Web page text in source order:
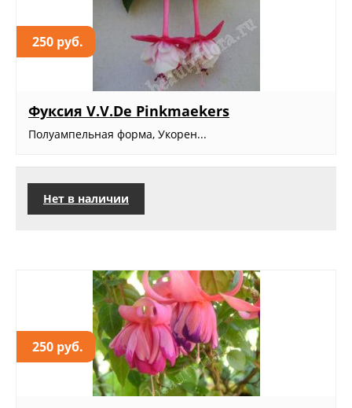
250 руб.
Фуксия V.V.De Pinkmaekers
Полуампельная форма, Укорен...
Нет в наличии
250 руб.